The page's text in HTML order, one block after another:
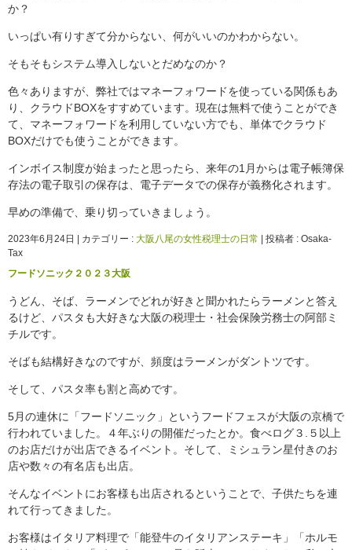
か？
いっぱい有りすぎて分からない、何がいいのかわからない。
そもそもシステム導入しないとだめなのか？
色々ありますが、弊社ではマネーフォワードを使っている関係もあ
り、クラウドBOXをすすめています。現在は無料で使うことができ
て、マネーフォワードを利用していない方でも、単体でクラウド
BOXだけでも使うことができます。
インボイス制度が始まったと思ったら、来年の1月からは電子帳簿保
存法の電子取引の保存は、電子データでの保存が義務化されます。
早めの準備で、乗り切っていきましょう。
2023年6月24日 カテゴリー : 大阪八尾の女性税理士の日常
投稿者 : Osaka-
Tax
フードソニック２０２３大阪
うどん、そば、ラーメンでどれが好きと聞かれたらラーメンと答え
るけど、パスタも大好きな大阪の税理士・社会保険労務士の阿部ミ
チルです。
そばも結構好きなのですが、頻度はラーメンがダントツです。
そして、パスタ率も割と高めです。
5月の連休に「フードソニック」というフードフェスが大阪の京橋で
行われていました。４年ぶりの開催だったとか。食べログ３.５以上
のお店だけが出店できるイベント。そして、ミシュラン星付きのお
店や数々の有名店も出店。
そんなイベントにお客様も出店されるということで、子供たちを連
れて行ってきました。
お客様はイタリア料理で「能登牛のイタリアンステーキ」「ホルモ